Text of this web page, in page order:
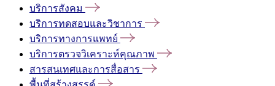
บริการสังคม
บริการทดสอบและวิชาการ
บริการทางการแพทย์
บริการตรวจวิเคราะห์คุณภาพ
สารสนเทศและการสื่อสาร